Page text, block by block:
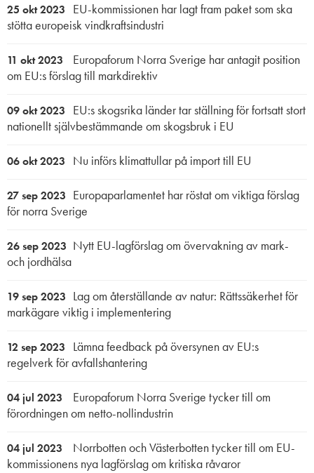
25 okt 2023
EU-kommissionen har lagt fram paket som ska
stötta europeisk vindkraftsindustri
11 okt 2023
Europaforum Norra Sverige har antagit position
om EU:s förslag till markdirektiv
09 okt 2023
EU:s skogsrika länder tar ställning för fortsatt stort
nationellt självbestämmande om skogsbruk i EU
06 okt 2023 Nu införs klimattullar på import till EU
27 sep 2023 Europaparlamentet har röstat om viktiga förslag
för norra Sverige
26 sep 2023 Nytt EU-lagförslag om övervakning av mark-
och jordhälsa
19 sep 2023 Lag om återställande av natur: Rättssäkerhet för
markägare viktig i implementering
12 sep 2023
Lämna feedback på översynen av EU:s
regelverk för avfallshantering
04 jul 2023
Europaforum Norra Sverige tycker till om
förordningen om netto-nollindustrin
04 jul 2023
Norrbotten och Västerbotten tycker till om EU-
kommissionens nya lagförslag om kritiska råvaror